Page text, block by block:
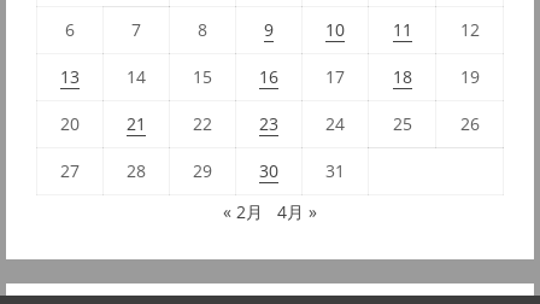
6 7 8 9 10 11 12
13 14 15 16 17 18 19
20 21 22 23 24 25 26
27 28 29 30
31
« 2月
4月 »